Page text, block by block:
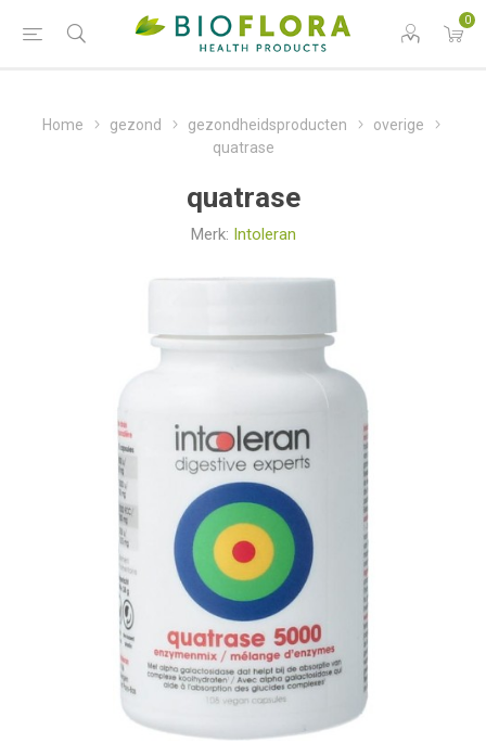
0
Home gezond gezondheidsproducten
overige
quatrase
quatrase
Merk: Intoleran